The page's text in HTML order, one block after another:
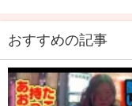
おすすめの記事